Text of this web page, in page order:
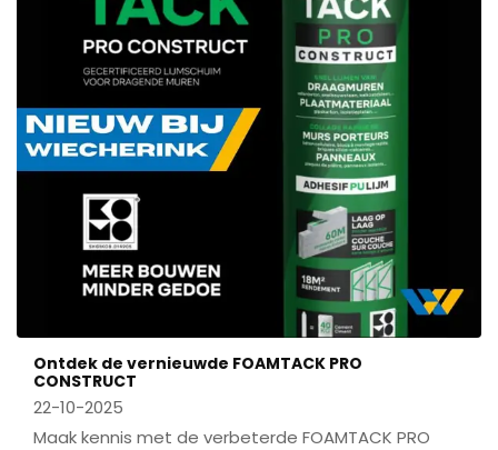
Ontdek de vernieuwde FOAMTACK PRO
CONSTRUCT
22-10-2025
Maak kennis met de verbeterde FOAMTACK PRO